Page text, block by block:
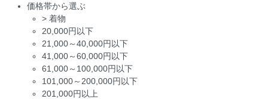
価格帯から選ぶ
> 着物
20,000円以下
21,000～40,000円以下
41,000～60,000円以下
61,000～100,000円以下
101,000～200,000円以下
201,000円以上